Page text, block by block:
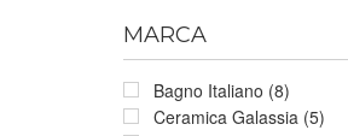
MARCA
Bagno Italiano (8)
Ceramica Galassia (5)